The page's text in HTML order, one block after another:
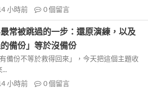
小時前 0個留言
常被跳過的一步：還原演練，以及
備份」等於沒備份
備份不等於救得回來」，今天把這個主題收
小時前 0個留言